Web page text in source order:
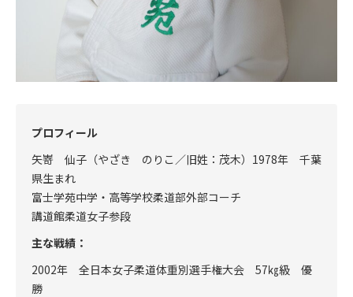
プロフィール
矢嵜 仙子（やざき のりこ／旧姓：茂木）1978年 千葉
県生まれ
富士学苑中学・高等学校柔道部外部コーチ
講道館柔道女子参段
主な戦績：
2002年 全日本女子柔道体重別選手権大会 57㎏級 優
勝